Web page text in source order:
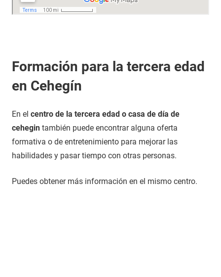
Formación para la tercera edad
en Cehegín
En el centro de la tercera edad o casa de día de
cehegin también puede encontrar alguna oferta
formativa o de entretenimiento para mejorar las
habilidades y pasar tiempo con otras personas.
Puedes obtener más información en el mismo centro.